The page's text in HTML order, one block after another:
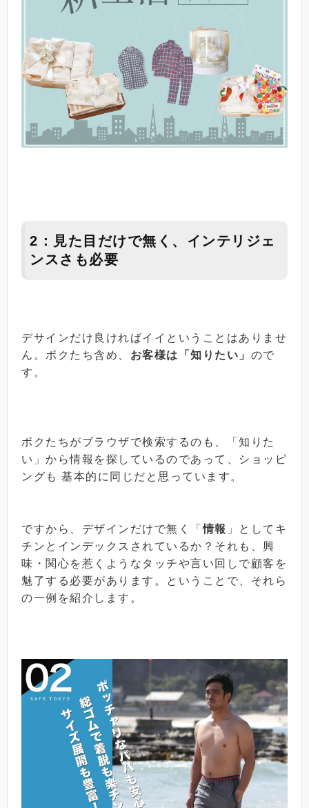
2：見た目だけで無く、インテリジェ
ンスさも必要
デサインだけ良ければイイということはありませ
ん。ボクたち含め、 お客様は「知りたい」 ので
す。
ボクたちがブラウザで検索するのも、「知りた
い」から情報を探しているのであって、ショッピ
ングも 基本的に同じだと思っています。
ですから、デザインだけで無く「情報 」としてキ
チンとインデックスされているか？それも、興
味・関心を惹くようなタッチや言い回しで顧客を
魅了する必要があります。ということで、それら
の一例を紹介します。